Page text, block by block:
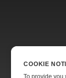
COOKIE
To provide you